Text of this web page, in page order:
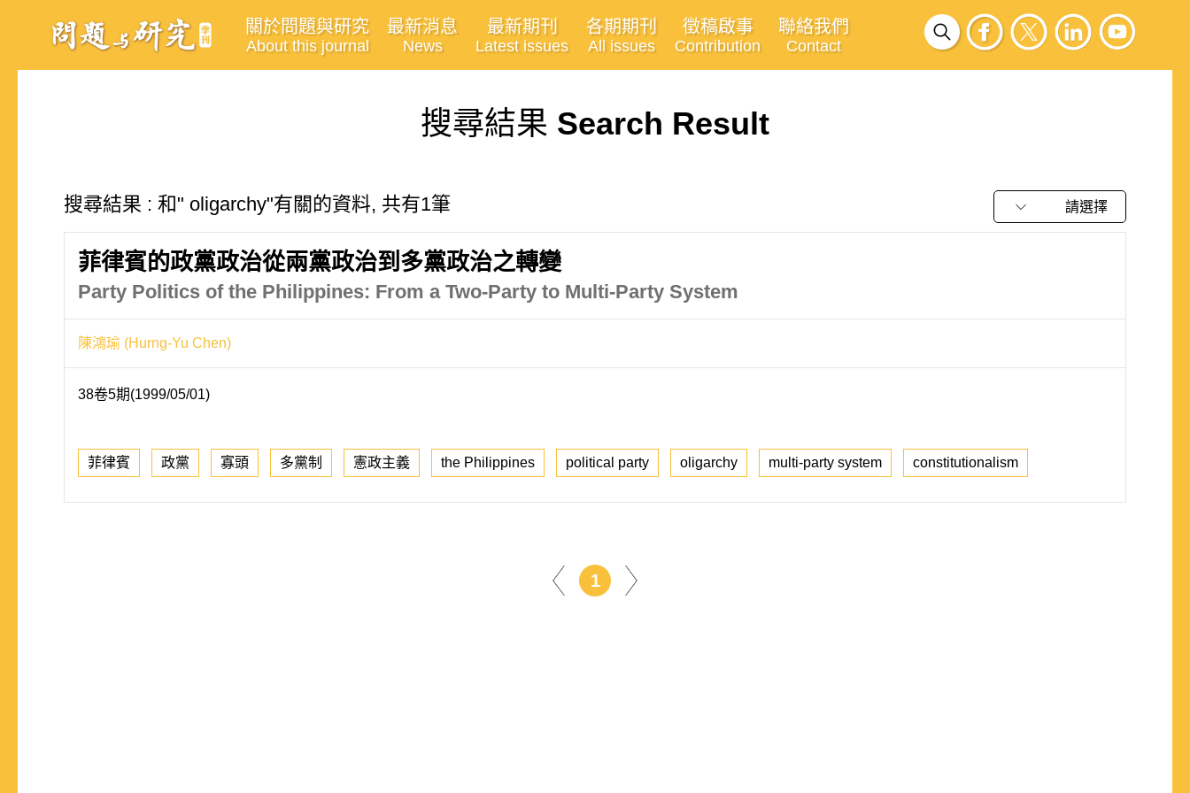
關於問題與研究
About this journal
最新消息
News
最新期刊
Latest issues
各期期刊
All issues
徵稿啟事
Contribution
聯絡我們
Contact
搜尋結果 Search Result
搜尋結果 : 和" oligarchy"有關的資料, 共有1筆 請選擇
菲律賓的政黨政治從兩黨政治到多黨政治之轉變
Party Politics of the Philippines: From a Two-Party to Multi-Party System
陳鴻瑜 (Hurng-Yu Chen)
38卷5期(1999/05/01)
菲律賓 政黨 寡頭 多黨制 憲政主義 the Philippines political party oligarchy multi-party system constitutionalism
1